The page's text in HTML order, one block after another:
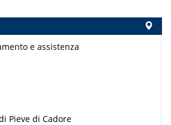
e assistenza
Pieve di Cadore